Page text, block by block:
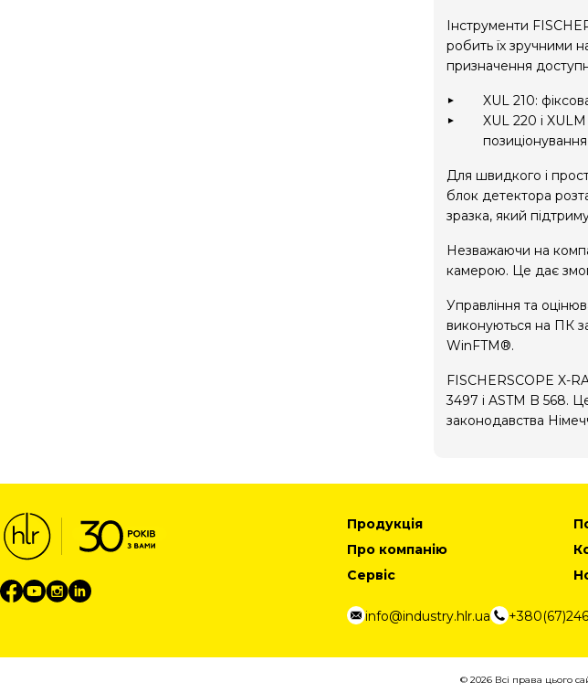
Інструменти
робить їх зручними
призначення
XUL 210:
XUL 220 і
Для швидкого і
блок детектора
зразка, який
Незважаючи на
камерою. Це дає
Управління та
виконуються на ПК
WinFTM®.
FISCHERSCOPE X-
3497 і ASTM B 568.
законодавства
Продукція
Про компанію
Сервіс
info@industry.hlr.ua
© 2026 Всі права цього